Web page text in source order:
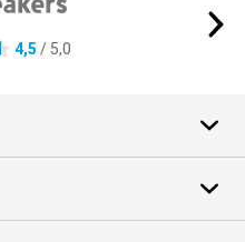
4,5 / 5,0